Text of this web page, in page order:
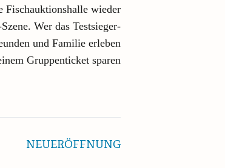
wieder
Wer das Testsieger-
und Familie erleben
Gruppenticket sparen
NEUERÖFFNUNG